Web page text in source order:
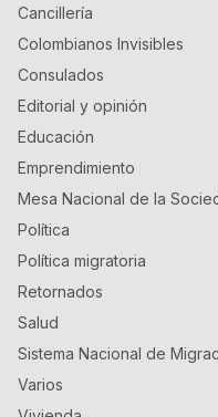
Cancillería
Colombianos Invisibles
Consulados
Editorial y opinión
Educación
Emprendimiento
Mesa Nacional de la
Política
Política migratoria
Retornados
Salud
Sistema Nacional de
Varios